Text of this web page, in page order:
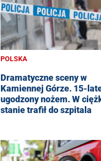
POLSKA
Dramatyczne sceny w
Kamiennej Górze. 15-
ugodzony nożem. W
stanie trafił do szpitala